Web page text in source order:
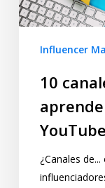
Influencer
10
YouTube
¿Canales